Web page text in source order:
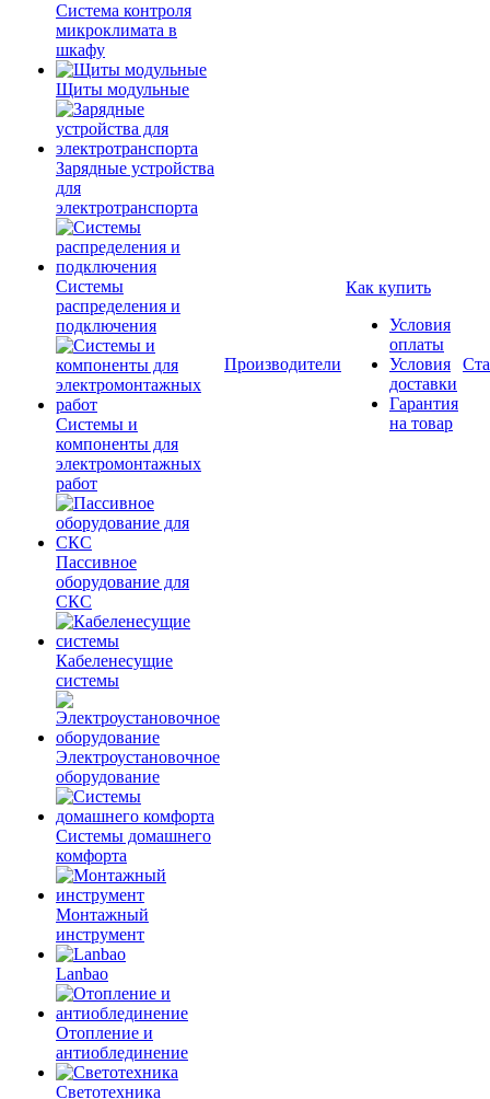
Система контроля
микроклимата в
шкафу
Щиты модульные
Зарядные устройства
для
электротранспорта
Системы
распределения и
подключения
Системы и
компоненты для
электромонтажных
работ
Пассивное
оборудование для
СКС
Кабеленесущие
системы
Электроустановочное
оборудование
Системы домашнего
комфорта
Монтажный
инструмент
Lanbao
Отопление и
антиоблединение
Светотехника
Производители
Как купить
Условия
оплаты
Условия
доставки
Гарантия
на товар